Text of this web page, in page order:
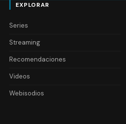
EXPLORAR
Series
Streaming
Recomendaciones
Videos
Webisodios